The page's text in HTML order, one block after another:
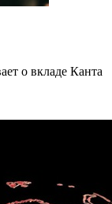
о вкладе Канта